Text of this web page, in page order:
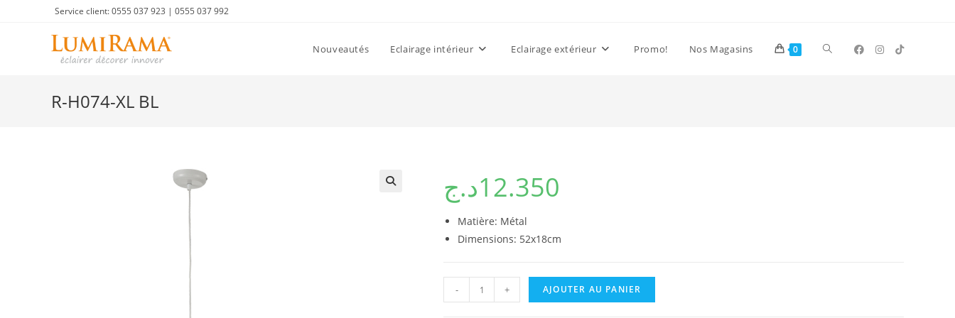
Service client: 0555 037 923 | 0555 037 992
Nouveautés Eclairage intérieur Eclairage extérieur Promo! Nos Magasins 0 Toggle
R-H074-XL BL
12.350د.ج
Matière: Métal
Dimensions: 52x18cm
quantité
de
- + AJOUTER AU PANIER